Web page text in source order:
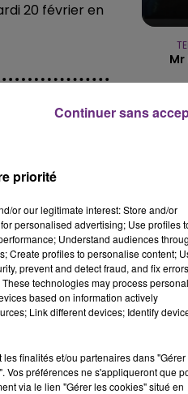
LA
20 février en
À
DE...
que prévu,
rappeler
Mr
0h54
0h54
A
priorité
or our legitimate interest: Store and/or
personalised advertising; Use profiles
Understand audiences
Create profiles to personalise content;
prevent and detect fraud, and fix
technologies may process personal
based on information actively
Link different devices; Identify
finalités et/ou partenaires dans "Gérer
Vos préférences ne s'appliqueront que
via le lien "Gérer les cookies" situé en
Continuer sans